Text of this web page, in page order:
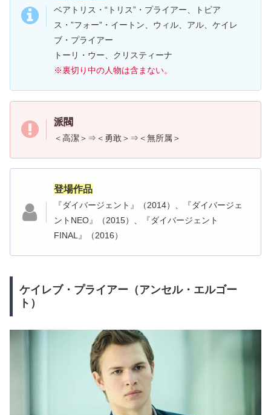
ベアトリス・“トリス”・プライアー、トビア
ス・”フォー”・イートン、ウィル、アル、ケイレ
ブ・プライアー
トーリ・ウー、クリスティーナ
※裏切り中の人物は含まない。
派閥
＜高潔＞⇒＜勇敢＞⇒＜無所属＞
登場作品
『ダイバージェント』（2014）、『ダイバージェ
ントNEO』（2015）、『ダイバージェント
FINAL』（2016）
ケイレブ・プライアー（アンセル・エルゴー
ト）